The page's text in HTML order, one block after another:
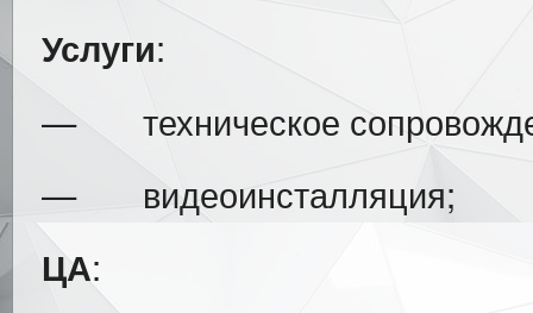
Услуги:
— техническое
— видеоинсталляция;
ЦА: